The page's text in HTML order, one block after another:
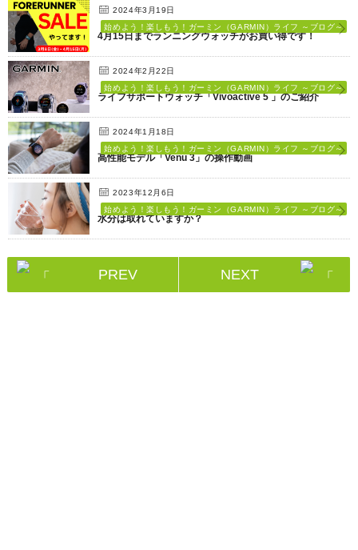
2024年3月19日
始めよう！楽しもう！ガーミン（GARMIN）ライフ ～ブログ～
4月15日までランニングウォッチがお買い得です！
2024年2月22日
始めよう！楽しもう！ガーミン（GARMIN）ライフ ～ブログ～
ライフサポートウォッチ「Vivoactive 5 」のご紹介
2024年1月18日
始めよう！楽しもう！ガーミン（GARMIN）ライフ ～ブログ～
高性能モデル「Venu 3」の操作動画
2023年12月6日
始めよう！楽しもう！ガーミン（GARMIN）ライフ ～ブログ～
水分は取れていますか？
PREV NEXT